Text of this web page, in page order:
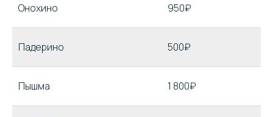
Онохино 950₽
Падерино 500₽
Пышма 1 800₽